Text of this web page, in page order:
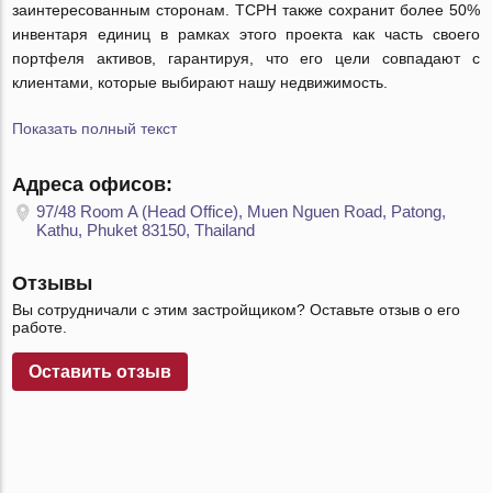
заинтересованным сторонам. TCPH также сохранит более 50%
инвентаря единиц в рамках этого проекта как часть своего
портфеля активов, гарантируя, что его цели совпадают с
клиентами, которые выбирают нашу недвижимость.
Показать полный текст
Адреса офисов:
97/48 Room A (Head Office), Muen Nguen Road, Patong,
Kathu, Phuket 83150, Thailand
Отзывы
Вы сотрудничали с этим застройщиком? Оставьте отзыв о его
работе.
Оставить отзыв